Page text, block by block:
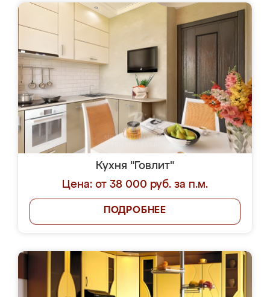
Кухня "Говлит"
Цена: от 38 000 руб. за п.м.
ПОДРОБНЕЕ